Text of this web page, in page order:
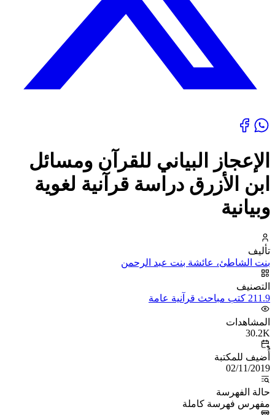
الإعجاز البياني للقرآن ومسائل
ابن الأزرق دراسة قرآنية لغوية
وبيانية
تأليف
بنت الشاطئ، عائشة بنت عبد الرحمن
التصنيف
211.9 كتب مباحث قرآنية عامة
المشاهدات
30.2K
أُضيف للمكتبة
02/11/2019
حالة الفهرسة
مفهرس فهرسة كاملة